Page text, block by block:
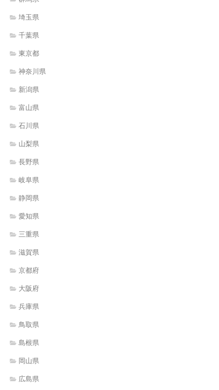
埼玉県
千葉県
東京都
神奈川県
新潟県
富山県
石川県
山梨県
長野県
岐阜県
静岡県
愛知県
三重県
滋賀県
京都府
大阪府
兵庫県
鳥取県
島根県
岡山県
広島県